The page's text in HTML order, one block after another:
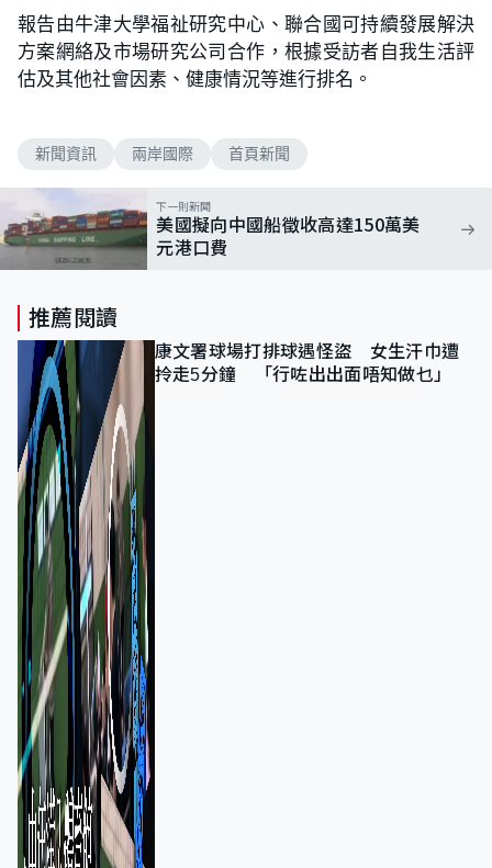
報告由牛津大學福祉研究中心、聯合國可持續發展解決
方案網絡及市場研究公司合作，根據受訪者自我生活評
估及其他社會因素、健康情況等進行排名。
新聞資訊 兩岸國際 首頁新聞
下一則新聞
美國擬向中國船徵收高達150萬美
元港口費
推薦閱讀
康文署球場打排球遇怪盜 女生汗巾遭
拎走5分鐘 「行咗出出面唔知做乜」